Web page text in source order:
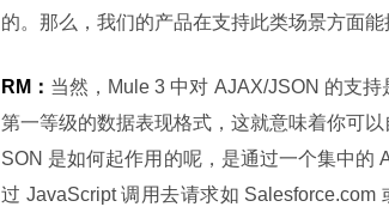
的。那么，我们的产品在支持此类场景方面能
RM： 当然，Mule 3 中对 AJAX/JSON 的支
第一等级的数据表现格式，这就意味着你可
SON 是如何起作用的呢，是通过一个集中的
过 JavaScript 调用去请求如